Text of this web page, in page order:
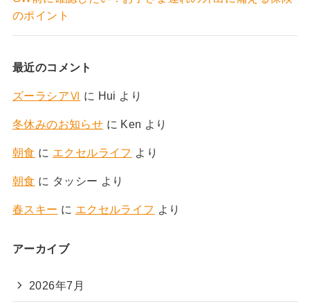
のポイント
最近のコメント
ズーラシアⅥ に Hui より
冬休みのお知らせ に Ken より
朝食 に エクセルライフ より
朝食 に タッシー より
春スキー に エクセルライフ より
アーカイブ
2026年7月